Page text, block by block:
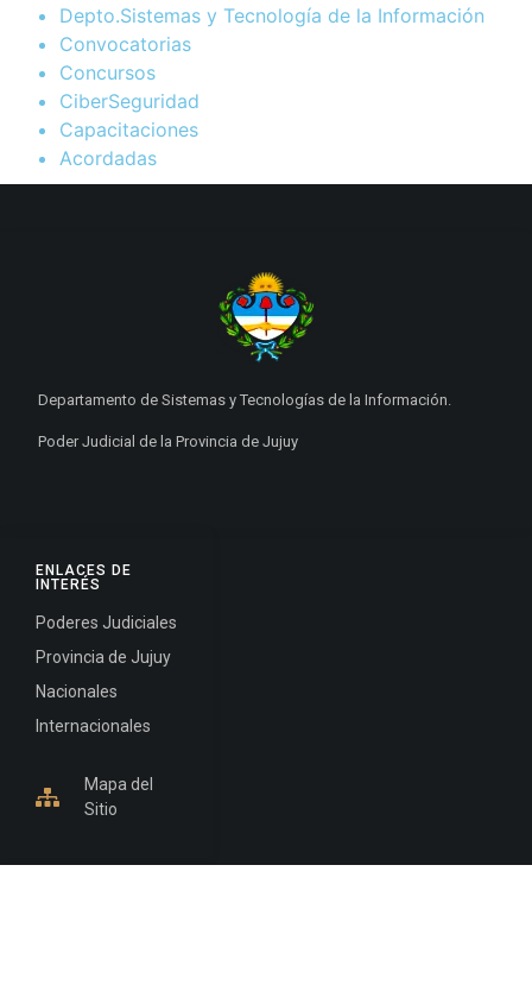
Depto.Sistemas y Tecnología de la Información
Convocatorias
Concursos
CiberSeguridad
Capacitaciones
Acordadas
ENLACES DE
INTERÉS
Poderes Judiciales
Provincia de Jujuy
Nacionales
Internacionales
Mapa del
Sitio
Departamento de Sistemas y Tecnologías de la Información.
Poder Judicial de la Provincia de Jujuy